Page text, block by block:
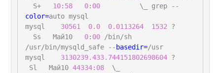
S+ 10: 58 0: 00\_ grep --
color=auto mysql
mysql 30561 0.0 0.0113264 1532 ?
Ss Май10 0: 00/bin/sh
/usr/bin/mysqld_safe -- basedir=/usr
mysql 3130239.433.744151802698604?
Sl Май10 44334: 08\_